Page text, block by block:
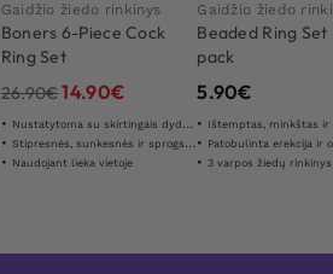
Gaidžio žiedo rinkinys
Boners 6-Piece Cock
Ring Set
26.90€14.90€
Nustatytoma su skirtingais dydžiais
Stipresnės, sunkesnės ir sprogstamesnės erekcijos
Naudojant lieka vietoje
Gaidžio žiedo
Beaded Ring Set
pack
5.90€
Ištemptas, minkštas
Patobulinta erekcija ir
3 varpos žiedų rinkinys